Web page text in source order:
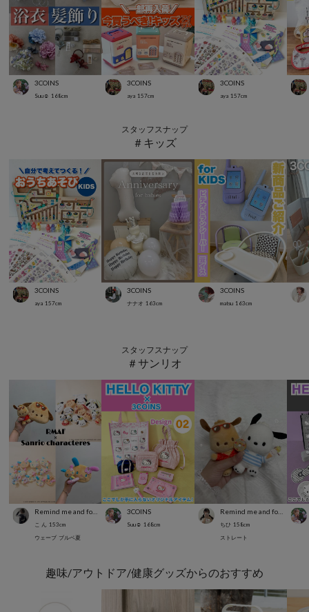
3COINS
Suu☺︎ 168cm
3COINS
aya 157cm
3COINS
aya 157cm
スタッフスナップ
＃キッズ
3COINS
aya 157cm
3COINS
ナナオ 163cm
3COINS
matsu 163cm
スタッフスナップ
＃サンリオ
こ ん 153cm
ウェーブ ブルベ夏
3COINS
Suu☺︎ 168cm
Remind me and forever
ちひ 158cm
ストレート
趣味/アウトドア/健康グッズからのおすすめ